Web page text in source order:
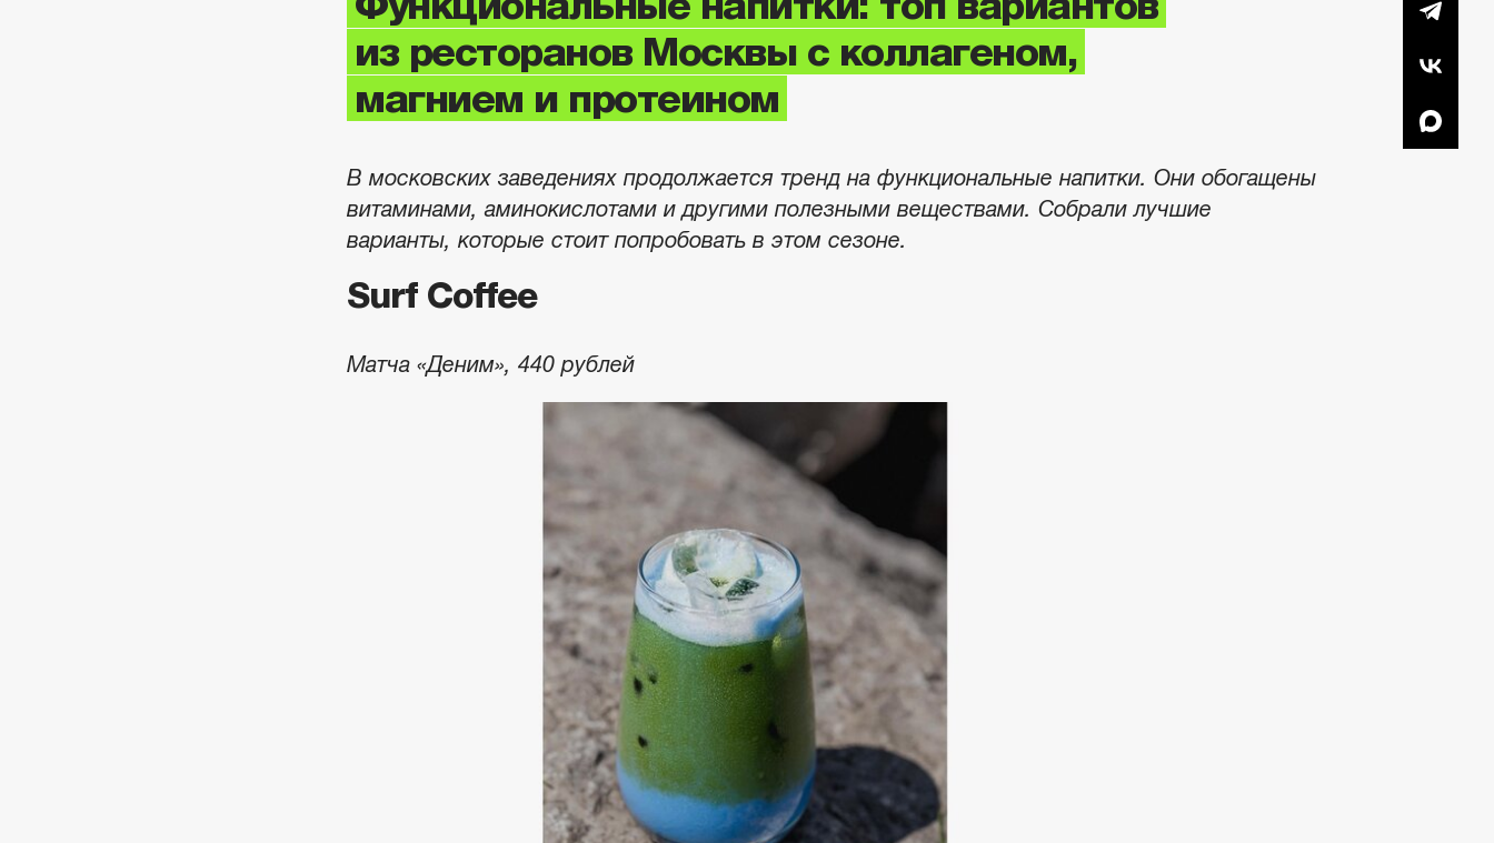
из ресторанов Москвы с коллагеном,
магнием и протеином
В московских заведениях продолжается тренд на функциональные напитки. Они обогащены
витаминами, аминокислотами и другими полезными веществами. Собрали лучшие
варианты, которые стоит попробовать в этом сезоне.
Surf Coffee
Матча «Деним», 440 рублей